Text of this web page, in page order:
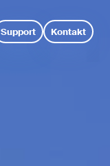
Support Kontakt